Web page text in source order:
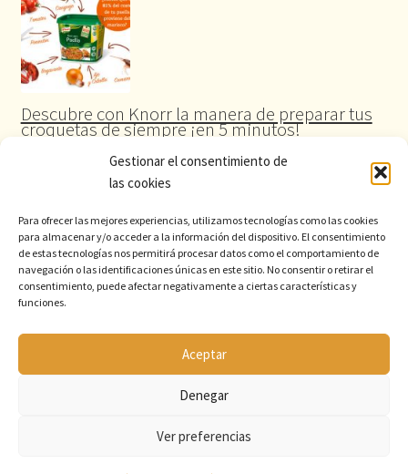
Gestionar el consentimiento de
las cookies
Para ofrecer las mejores experiencias, utilizamos tecnologías como las cookies
para almacenar y/o acceder a la información del dispositivo. El consentimiento
de estas tecnologías nos permitirá procesar datos como el comportamiento de
navegación o las identificaciones únicas en este sitio. No consentir o retirar el
consentimiento, puede afectar negativamente a ciertas características y
funciones.
Aceptar
Denegar
Ver preferencias
Descubre con Knorr la manera de preparar tus
croquetas de siempre ¡en 5 minutos!
La despensa profesional de suministros para la hostelería